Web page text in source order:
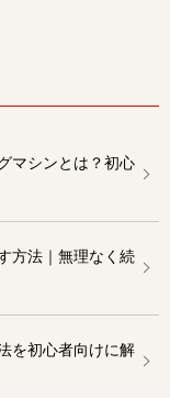
マシンとは？初心
方法｜無理なく続
を初心者向けに解